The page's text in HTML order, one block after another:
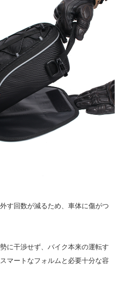
す回数が減るため、車体に傷がつ
に干渉せず、バイク本来の運転す
マートなフォルムと必要十分な容